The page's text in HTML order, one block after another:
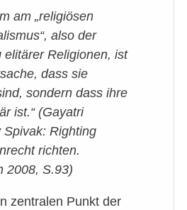
am „religiösen
also der
elitärer Religionen, ist
dass sie
sondern dass ihre
ist.“ (Gayatri
Spivak: Righting
richten.
2008, S.93)
zentralen Punkt der